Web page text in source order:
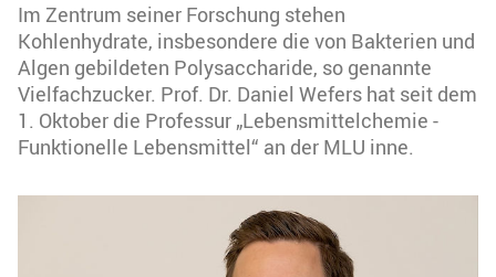
Im Zentrum seiner Forschung stehen
Kohlenhydrate, insbesondere die von Bakterien und
Algen gebildeten Polysaccharide, so genannte
Vielfachzucker. Prof. Dr. Daniel Wefers hat seit dem
1. Oktober die Professur „Lebensmittelchemie -
Funktionelle Lebensmittel“ an der MLU inne.